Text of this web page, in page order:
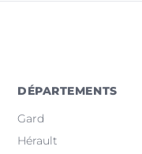
DÉPARTEMENTS
Gard
Hérault